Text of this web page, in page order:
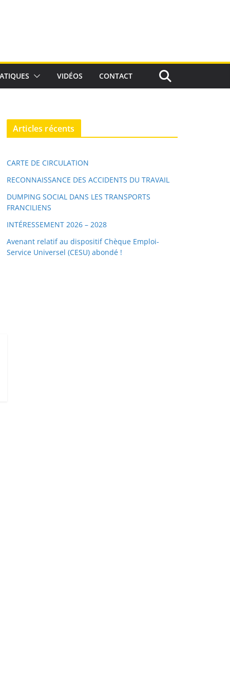
VIDÉOS CONTACT
Articles récents
CARTE DE CIRCULATION
RECONNAISSANCE DES ACCIDENTS DU TRAVAIL
DUMPING SOCIAL DANS LES TRANSPORTS
FRANCILIENS
INTÉRESSEMENT 2026 – 2028
Avenant relatif au dispositif Chèque Emploi-
Service Universel (CESU) abondé !